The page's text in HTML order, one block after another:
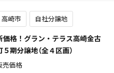
高崎市 自社分譲地
価格！グラン・テラス高崎金古
５期分譲地（全４区画）
売価格